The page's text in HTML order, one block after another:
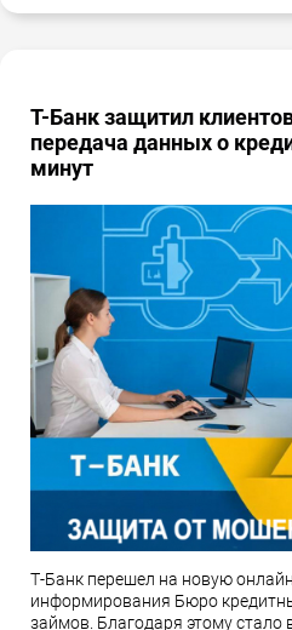
Т-Банк защитил
передача данных о
минут
Т-Банк перешел на новую
информирования Бюро
займов. Благодаря этому